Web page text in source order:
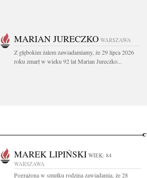
MARIAN JURECZKO WARSZAWA
Z głębokim żalem zawiadamiamy, że 29 lipca 2026
roku zmarł w wieku 92 lat Marian Jureczko...
MAREK LIPIŃSKI WIEK: 84
WARSZAWA
Pogrążona w smutku rodzina zawiadamia, że 28